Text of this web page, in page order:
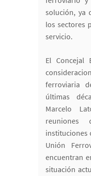
solución, ya
los sectores
servicio.
El Concejal
ferroviaria
últimas
Marcelo
instituciones
Unión
encuentran
situación